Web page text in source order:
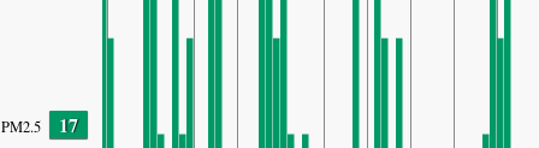
PM2.5 17